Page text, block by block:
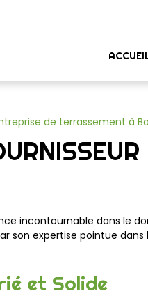
de terrassement à
incontournable dans le
son expertise pointue
et Solide